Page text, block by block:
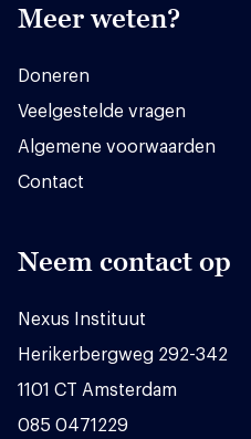
Meer weten?
Doneren
Veelgestelde vragen
Algemene voorwaarden
Contact
Neem contact op
Nexus Instituut
Herikerbergweg 292-342
1101 CT Amsterdam
085 0471229